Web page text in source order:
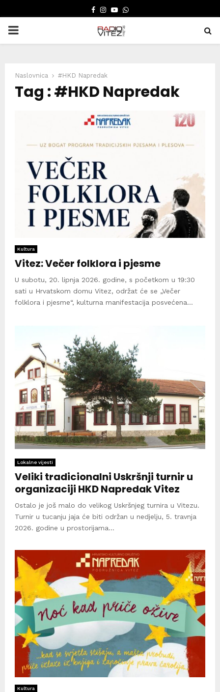
FACEBOOK
INSTAGRAM
YOUTUBE
WHATSAPP
PRIMARY
Naslovnica #HKD Napredak
Tag : #HKD Napredak
Kultura
Vitez: Večer folklora i pjesme
U subotu, 20. lipnja 2026. godine, s početkom u 19:30
sati u Hrvatskom domu Vitez, održat će se „Večer
folklora i pjesme“, kulturna manifestacija posvećena...
Lokalne vijesti
Veliki tradicionalni Uskršnji turnir u
organizaciji HKD Napredak Vitez
Ostalo je još malo do velikog Uskršnjeg turnira u Vitezu.
Turnir u tucanju jaja će biti održan u nedjelju, 5. travnja
2026. godine u prostorijama...
Kultura